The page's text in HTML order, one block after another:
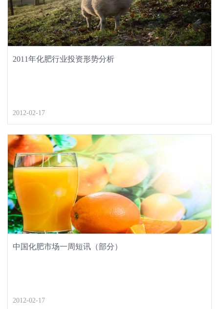
2011年化肥行业投资形势分析
2012-02-17
中国化肥市场一周短讯（部分）
2012-02-17